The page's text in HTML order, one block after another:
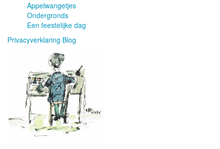
Appelwangetjes
Ondergronds
Een feestelijke dag
Privacyverklaring Blog